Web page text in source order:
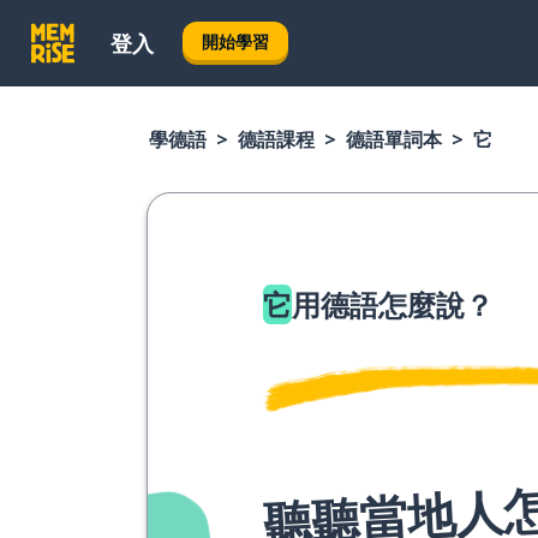
登入 開始學習
學德語 德語課程 德語單詞本 它
它用德語怎麼說？
聽聽當地人